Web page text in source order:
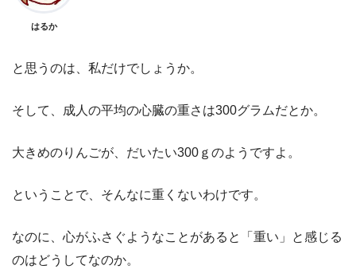
はるか
と思うのは、私だけでしょうか。
そして、成人の平均の心臓の重さは300グラムだとか。
大きめのりんごが、だいたい300ｇのようですよ。
ということで、そんなに重くないわけです。
なのに、心がふさぐようなことがあると「重い」と感じる
のはどうしてなのか。